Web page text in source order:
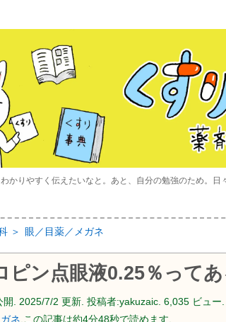
かりやすく伝えたいなと。あと、自分の勉強のため。日
＞ 眼／目薬／メガネ
ピン点眼液0.25％ってあ
開. 2025/7/2 更新. 投稿者:yakuzaic. 6,035 ビュー
ネ .この記事は約4分48秒で読めます.